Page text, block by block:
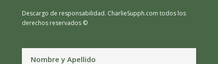
Descargo de responsabilidad. CharlieSupph.com todos los
derechos reservados ©